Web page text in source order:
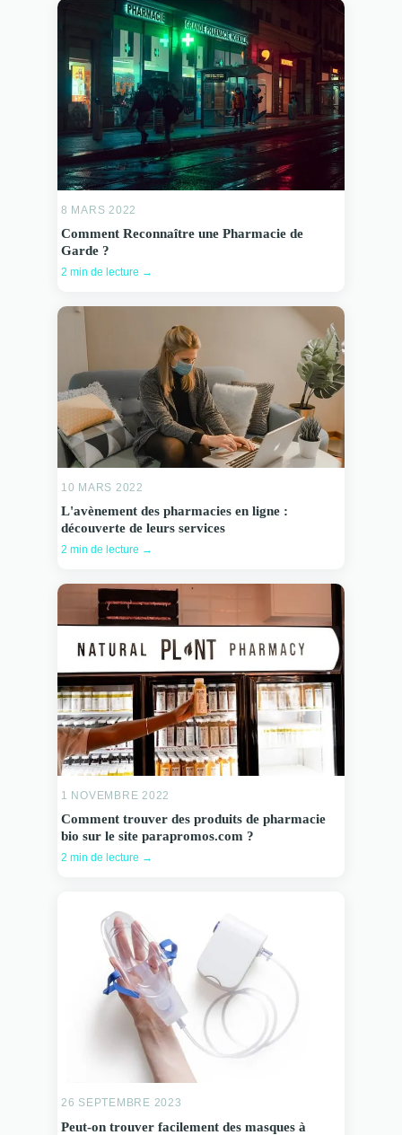
8 MARS 2022
Comment Reconnaître une Pharmacie de
Garde ?
2 min de lecture →
10 MARS 2022
L'avènement des pharmacies en ligne :
découverte de leurs services
2 min de lecture →
1 NOVEMBRE 2022
Comment trouver des produits de pharmacie
bio sur le site parapromos.com ?
2 min de lecture →
26 SEPTEMBRE 2023
Peut-on trouver facilement des masques à